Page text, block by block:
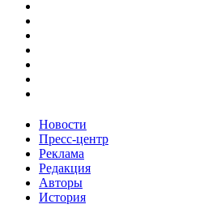
Новости
Пресс-центр
Реклама
Редакция
Авторы
История